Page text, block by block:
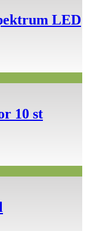
LED
10 st